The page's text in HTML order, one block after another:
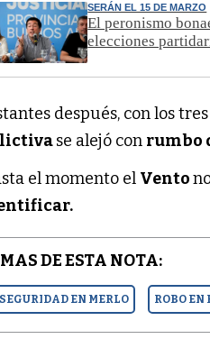
SERÁN EL 15 DE MARZO
El peronismo
elecciones
después, con los
se alejó con rumbo
el momento el Vento
DE ESTA NOTA:
EN MERLO ROBO EN